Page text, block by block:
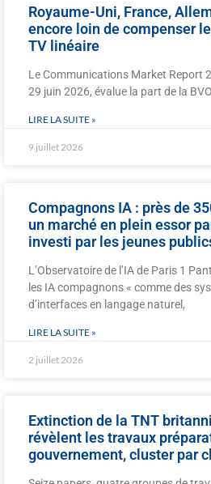
Royaume-Uni, France,
encore loin de compenser
TV linéaire
Le Communications Market Report
29 juin 2026, évalue la part de la
LIRE LA SUITE »
9 juillet 2026
Compagnons IA : près de
un marché en plein essor
investi par les jeunes
L’Observatoire de l’IA de Paris 1
les IA compagnons « comme des
d’interfaces en langage naturel,
LIRE LA SUITE »
2 juillet 2026
Extinction de la TNT
révèlent les travaux
gouvernement, cluster par